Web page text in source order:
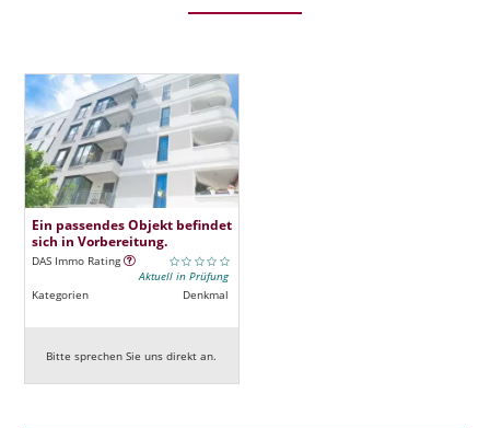
Ein passendes Objekt befindet
sich in Vorbereitung.
DAS Immo Rating
Aktuell in Prüfung
Kategorien
Denkmal
Bitte sprechen Sie uns direkt an.